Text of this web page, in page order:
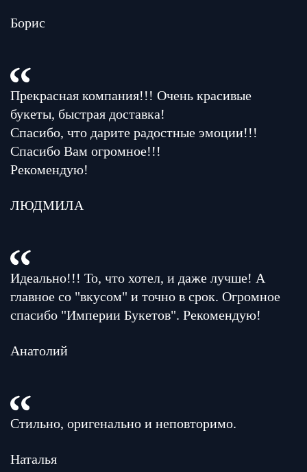
Борис
Прекрасная компания!!! Очень красивые
букеты, быстрая доставка!
Спасибо, что дарите радостные эмоции!!!
Спасибо Вам огромное!!!
Рекомендую!
ЛЮДМИЛА
Идеально!!! То, что хотел, и даже лучше! А
главное со "вкусом" и точно в срок. Огромное
спасибо "Империи Букетов". Рекомендую!
Анатолий
Стильно, оригенально и неповторимо.
Наталья